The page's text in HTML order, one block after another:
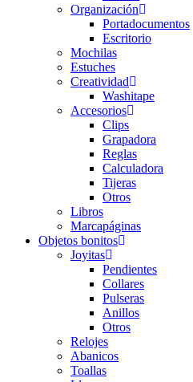
Organización
Portadocumentos
Escritorio
Mochilas
Estuches
Creatividad
Washitape
Accesorios
Clips
Grapadora
Reglas
Calculadora
Tijeras
Otros
Libros
Marcapáginas
Objetos bonitos
Joyitas
Pendientes
Collares
Pulseras
Anillos
Otros
Relojes
Abanicos
Toallas